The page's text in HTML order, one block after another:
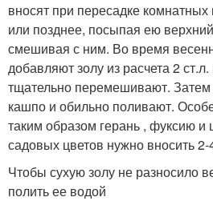
вносят при пересадке
или позднее, посыпая ею
смешивая с ним. Во время
добавляют золу из расчета 2
тщательно перемешивают.
кашпо и обильно поливают.
таким образом герань , фуксию и
садовых цветов нужно вносить 2-
Чтобы сухую золу не разносило
полить ее водой